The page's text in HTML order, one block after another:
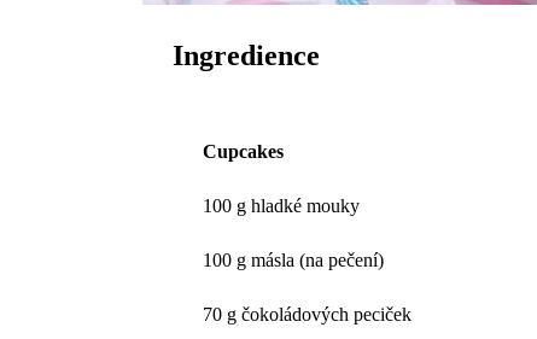
Ingredience
Cupcakes
100 g hladké mouky
100 g másla (na pečení)
70 g čokoládových peciček